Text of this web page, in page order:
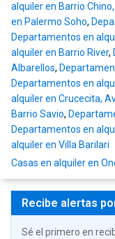
alquiler en Barrio
en Palermo Soho,
Departamentos en
alquiler en Barrio River,
Albarellos,
Departamentos en
alquiler en Crucecita,
Barrio Savio,
Departamentos en
alquiler en Villa Barilari
Casas en alquiler en
Recibe alertas
Sé el primero en